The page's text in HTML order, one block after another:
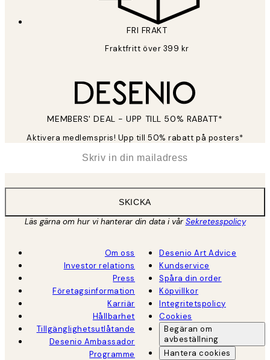
FRI FRAKT
Fraktfritt över 399 kr
MEMBERS' DEAL - UPP TILL 50% RABATT*
Aktivera medlemspris! Upp till 50% rabatt på posters*
SKICKA
Läs gärna om hur vi hanterar din data i vårSekretesspolicy
Om oss
Investor relations
Press
Företagsinformation
Karriär
Hållbarhet
Tillgänglighetsutlåtande
Desenio Ambassador
Programme
Desenio Art Advice
Kundservice
Spåra din order
Köpvillkor
Integritetspolicy
Cookies
Begäran om
avbeställning
Hantera cookies